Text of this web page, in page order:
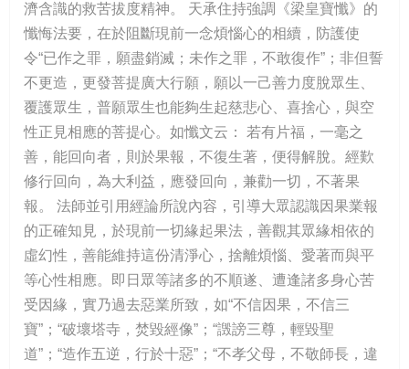
濟含識的救苦拔度精神。 天承住持強調《梁皇寶懺》的
懺悔法要，在於阻斷現前一念煩惱心的相續，防護使
令“已作之罪，願盡銷滅；未作之罪，不敢復作”；非但誓
不更造，更發菩提廣大行願，願以一己善力度脫眾生、
覆護眾生，普願眾生也能夠生起慈悲心、喜捨心，與空
性正見相應的菩提心。如懺文云： 若有片福，一毫之
善，能回向者，則於果報，不復生著，便得解脫。經歎
修行回向，為大利益，應發回向，兼勸一切，不著果
報。 法師並引用經論所說內容，引導大眾認識因果業報
的正確知見，於現前一切緣起果法，善觀其眾緣相依的
虛幻性，善能維持這份清淨心，捨離煩惱、愛著而與平
等心性相應。即日眾等諸多的不順遂、遭逢諸多身心苦
受因緣，實乃過去惡業所致，如“不信因果，不信三
寶”；“破壞塔寺，焚毀經像”；“譭謗三尊，輕毀聖
道”；“造作五逆，行於十惡”；“不孝父母，不敬師長，違